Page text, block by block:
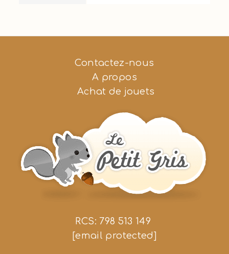
Contactez-nous
A propos
Achat de jouets
RCS: 798 513 149
[email protected]